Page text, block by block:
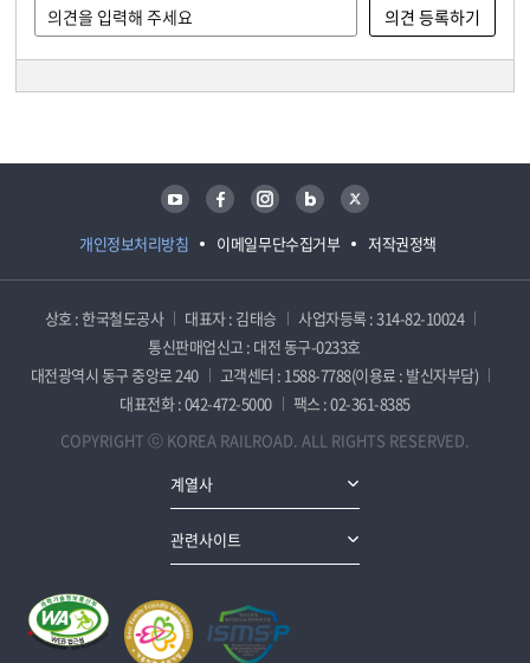
개인정보처리방침 이메일무단수집거부 저작권정책
유튜브 페이스북 인스타그램 블로그 트위터
상호 : 한국철도공사 대표자 : 김태승
사업자등록 : 314-82-10024
통신판매업신고 : 대전 동구-0233호
대전광역시 동구 중앙로 240
고객센터 : 1588-7788(이용료 : 발신자부담)
대표전화 : 042-472-5000
팩스 : 02-361-8385
COPYRIGHT ⓒ KOREA RAILROAD. ALL RIGHTS RESERVED.
계열사
관련사이트